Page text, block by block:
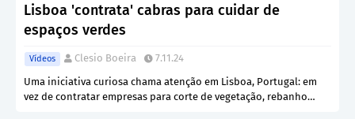
Lisboa 'contrata' cabras para cuidar de
espaços verdes
Vídeos Clesio Boeira
7.11.24
Uma iniciativa curiosa chama atenção em Lisboa, Portugal: em
vez de contratar empresas para corte de vegetação, rebanho…